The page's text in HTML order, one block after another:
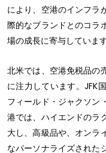
により、空港のインフラ
際的なブランドとのコラ
場の成長に寄与しています
北米では、空港免税品の
に注力しています。JFK
フィールド・ジャクソン
港では、ハイエンドのラ
大し、高級品や、オンラ
なパーソナライズされた